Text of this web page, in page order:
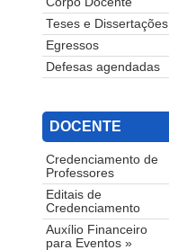
Teses e Dissertações
Egressos
Defesas agendadas
DOCENTE
Credenciamento de
Professores
Editais de
Credenciamento
Auxílio Financeiro
para Eventos »